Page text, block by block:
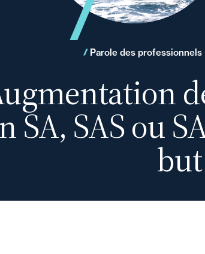
Parole des professionnels
SA, SAS ou